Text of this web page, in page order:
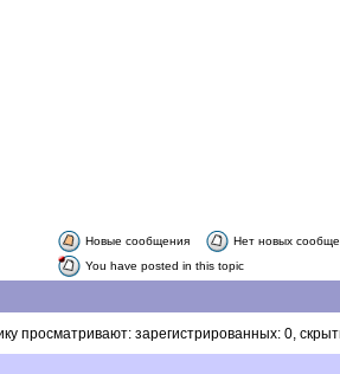
Новые сообщения
Нет новых
You have posted in this topic
просматривают: зарегистрированных: 0,